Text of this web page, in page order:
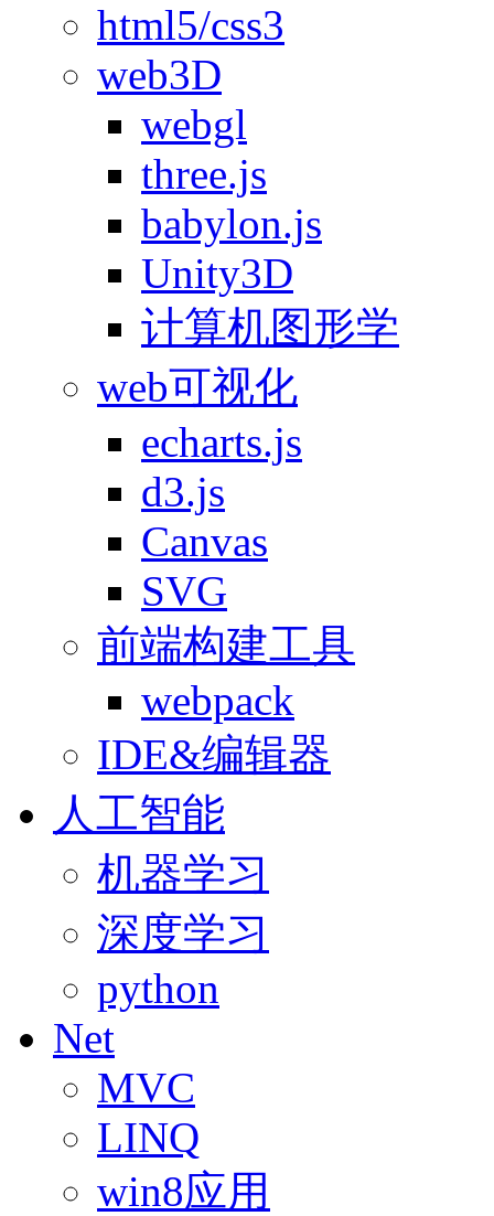
html5/css3
web3D
webgl
three.js
babylon.js
Unity3D
计算机图形学
web可视化
echarts.js
d3.js
Canvas
SVG
前端构建工具
webpack
IDE&编辑器
人工智能
机器学习
深度学习
python
Net
MVC
LINQ
win8应用